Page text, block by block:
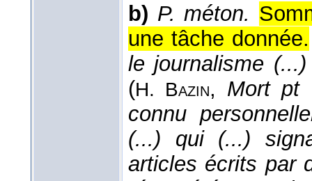
b) P. méton.
une tâche donnée.
le journalisme
(H. Bazin, Mort pt
connu
(...) qui (...)
articles écrits par